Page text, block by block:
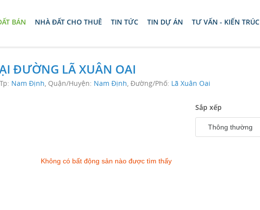
BÁN NHÀ ĐẤT CHO THUÊ TIN TỨC TIN DỰ ÁN TƯ VẤN - KIẾN TRÚC
ĐƯỜNG LÃ XUÂN OAI
Nam Định, Quận/Huyện: Nam Định, Đường/Phố: Lã Xuân Oai
Sắp xếp
Thông thường
Không có bất động sản nào được tìm thấy